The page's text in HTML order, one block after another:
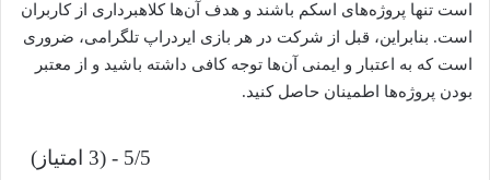
است تنها پروژه‌های اسکم باشند و هدف آن‌ها کلاهبرداری از کاربران
است. بنابراین، قبل از شرکت در هر بازی ایردراپ تلگرامی، ضروری
است که به اعتبار و ایمنی آن‌ها توجه کافی داشته باشید و از معتبر
بودن پروژه‌ها اطمینان حاصل کنید.
5/5 - (3 امتیاز)